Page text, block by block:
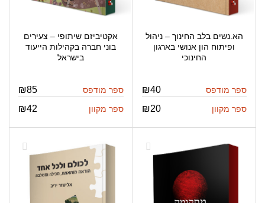
הא.נשים בלב החינוך – ניהול
ופיתוח הון אנושי בארגון
החינוכי
ספר מודפס ₪40
ספר מקוון ₪20
אקטיביזם שיתופי – צעירים
בוני חברה בקהילות הייעוד
בישראל
ספר מודפס ₪85
ספר מקוון ₪42